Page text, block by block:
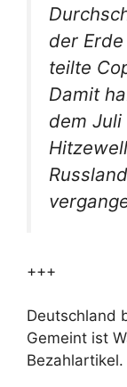
der
teilte
Damit
dem
+++
Deutschland
Gemeint ist
Bezahlartikel.